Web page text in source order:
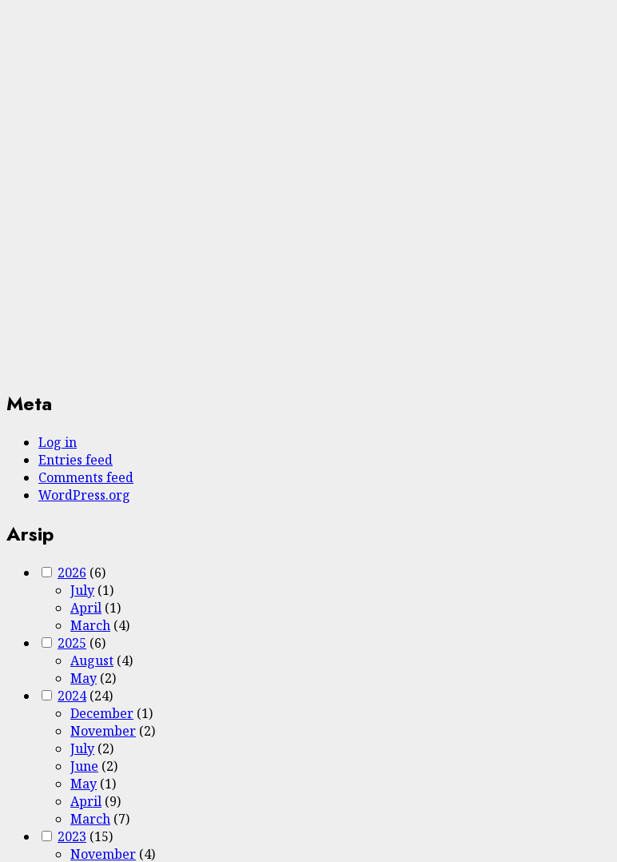
Meta
Log in
Entries feed
Comments feed
WordPress.org
Arsip
2026 (6)
July (1)
April (1)
March (4)
2025 (6)
August (4)
May (2)
2024(24)
December (1)
November (2)
July (2)
June (2)
May (1)
April (9)
March (7)
2023 (15)
November (4)